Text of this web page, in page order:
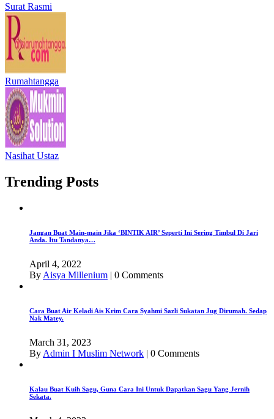
Surat Rasmi
Rumahtangga
Nasihat Ustaz
Trending Posts
Jangan Buat Main-main Jika ‘BINTIK AIR’ Seperti Ini Sering Timbul Di Jari
Anda. Itu Tandanya…
April 4, 2022
By Aisya Millenium | 0 Comments
Cara Buat Air Keladi Ais Krim Cara Syahmi Sazli Sukatan Jug Dirumah. Sedap
Nak Matey.
March 31, 2023
By Admin I Muslim Network | 0 Comments
Kalau Buat Kuih Sagu, Guna Cara Ini Untuk Dapatkan Sagu Yang Jernih
Sekata.